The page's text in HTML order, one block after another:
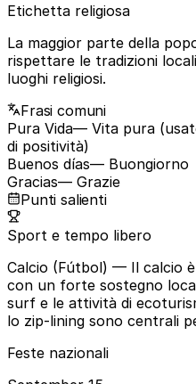
Etichetta religiosa
La maggior parte della
rispettare le tradizioni
luoghi religiosi.
Frasi comuni
Pura Vida— Vita pura
di positività)
Buenos días— Buongiorno
Gracias— Grazie
Punti salienti
Sport e tempo libero
Calcio (Fútbol) — Il calcio è
con un forte sostegno
surf e le attività di
lo zip-lining sono centrali
Feste nazionali